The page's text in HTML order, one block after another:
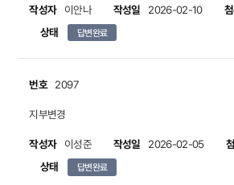
작성자 이안나 작성일 2026-02-10
상태 답변완료
번호 2097
지부변경
작성자 이성준 작성일 2026-02-05
상태 답변완료